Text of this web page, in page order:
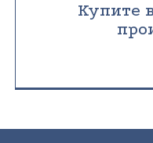
Купите